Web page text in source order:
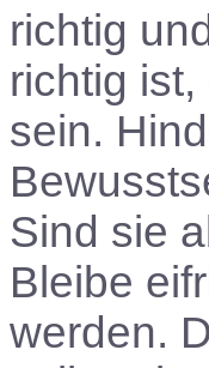
richtig
richtig
sein.
Sind sie
Bleibe
werden.